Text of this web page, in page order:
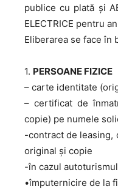
publice cu plată și
ELECTRICE pentru
Eliberarea se face în
1. PERSOANE FIZICE
– carte identitate
– certificat de
copie) pe numele
-contract de leasing,
original și copie
-în cazul
•împuternicire de la